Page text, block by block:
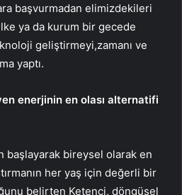
başvurmadan elimizdekileri
ya da kurum bir gecede
geliştirmeyi,zamanı ve
yaptı.
enerjinin en olası alternatifi
başlayarak bireysel olarak en
her yaş için değerli bir
belirten Ketenci, döngüsel